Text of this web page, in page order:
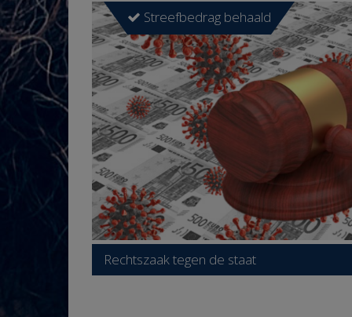
Streefbedrag behaald
Rechtszaak tegen de staat